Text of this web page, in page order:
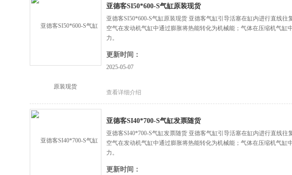
亚德客SI50*600-S气缸原装现货
亚德客SI50*600-S气缸原装现货 亚德客气缸引导活塞在缸内进行直线往
空气在发动机气缸中通过膨胀将热能转化为机械能；气体在压缩机气缸
力。
更新时间：
2025-05-07
查看详细介绍
亚德客SI40*700-S气缸发票随货
亚德客SI40*700-S气缸发票随货 亚德客气缸引导活塞在缸内进行直线往
空气在发动机气缸中通过膨胀将热能转化为机械能；气体在压缩机气缸
力。
更新时间：